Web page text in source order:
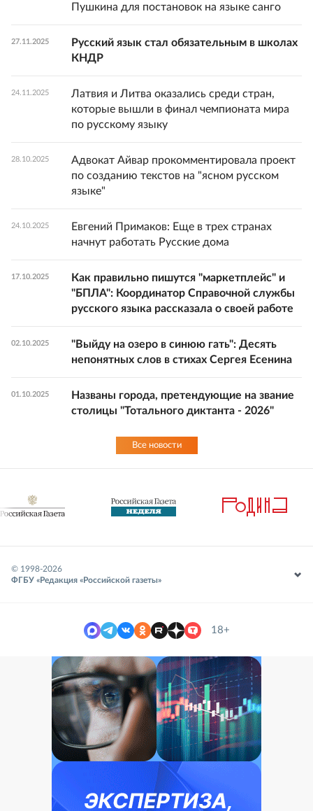
Пушкина для постановок на языке санго
27.11.2025
Русский язык стал обязательным в школах
КНДР
24.11.2025
Латвия и Литва оказались среди стран,
которые вышли в финал чемпионата мира
по русскому языку
28.10.2025
Адвокат Айвар прокомментировала проект
по созданию текстов на "ясном русском
языке"
24.10.2025
Евгений Примаков: Еще в трех странах
начнут работать Русские дома
17.10.2025
Как правильно пишутся "маркетплейс" и
"БПЛА": Координатор Справочной службы
русского языка рассказала о своей работе
02.10.2025
"Выйду на озеро в синюю гать": Десять
непонятных слов в стихах Сергея Есенина
01.10.2025
Названы города, претендующие на звание
столицы "Тотального диктанта - 2026"
Все новости
© 1998-2026
ФГБУ «Редакция «Российской газеты»
18+